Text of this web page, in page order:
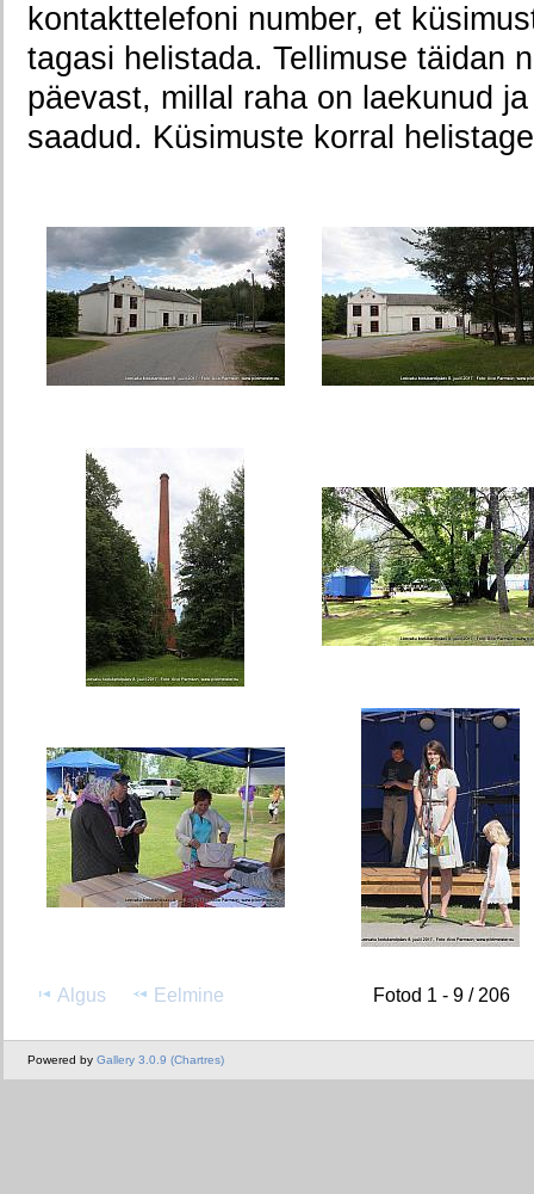
kontakttelefoni number, et
tagasi helistada. Tellimuse täidan
päevast, millal raha on laekunud
saadud. Küsimuste korral
Algus Eelmine Fotod 1 - 9 / 206
Powered by Gallery 3.0.9 (Chartres)